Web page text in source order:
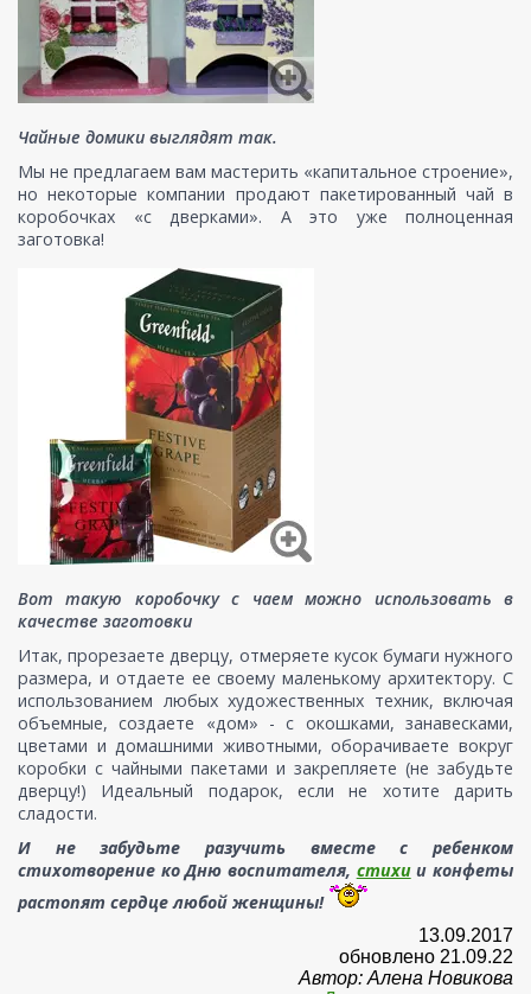
Чайные домики выглядят так.
Мы не предлагаем вам мастерить «капитальное строение»,
но некоторые компании продают пакетированный чай в
коробочках «с дверками». А это уже полноценная
заготовка!
Вот такую коробочку с чаем можно использовать в
качестве заготовки
Итак, прорезаете дверцу, отмеряете кусок бумаги нужного
размера, и отдаете ее своему маленькому архитектору. С
использованием любых художественных техник, включая
объемные, создаете «дом» - с окошками, занавесками,
цветами и домашними животными, оборачиваете вокруг
коробки с чайными пакетами и закрепляете (не забудьте
дверцу!) Идеальный подарок, если не хотите дарить
сладости.
И не забудьте разучить вместе с ребенком
стихотворение ко Дню воспитателя, стихии конфеты
растопят сердце любой женщины!
13.09.2017
обновлено 21.09.22
Автор: Алена Новикова